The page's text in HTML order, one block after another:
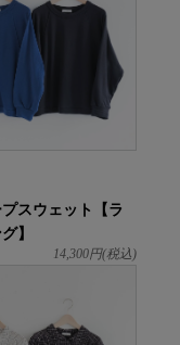
スウェット【ラ
】
14,300円(税込)